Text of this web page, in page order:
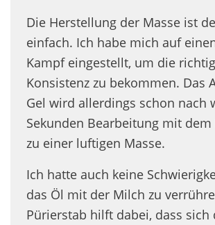
Die Herstellung der Masse ist
einfach. Ich habe mich auf
Kampf eingestellt, um die
Konsistenz zu bekommen. Das
Gel wird allerdings schon nach
Sekunden Bearbeitung mit
zu einer luftigen Masse.
Ich hatte auch keine
das Öl mit der Milch zu
Pürierstab hilft dabei, dass sich